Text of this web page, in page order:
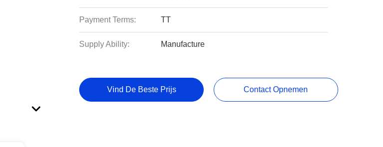
Payment Terms: TT
Supply Ability: Manufacture
Vind De Beste Prijs Contact Opnemen